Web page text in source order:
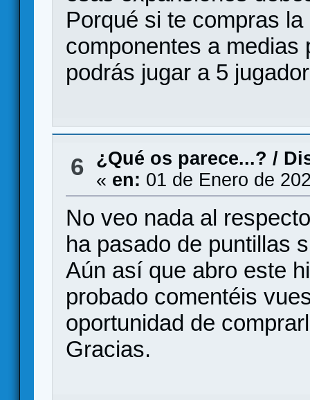
Porqué si te compras
componentes a
podrás jugar a 5
6 ¿Qué os parece...? /
« en: 01 de Enero de
No veo nada al
ha pasado de puntillas
Aún así que abro este
probado comentéis
oportunidad de
Gracias.